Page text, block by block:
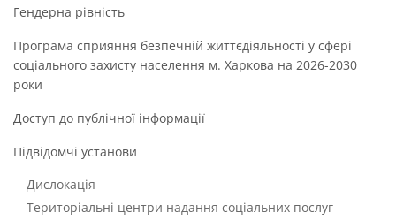
Гендерна рівність
Програма сприяння безпечній життєдіяльності у сфері
соціального захисту населення м. Харкова на 2026-2030
роки
Доступ до публічної інформації
Підвідомчі установи
Дислокація
Територіальні центри надання соціальних послуг